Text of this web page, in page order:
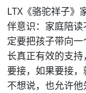
LTX《骆驼祥子》
伴意识：家庭陪
定要把孩子带向
长真正有效的支
要接，如果要接
不想说，也允许他